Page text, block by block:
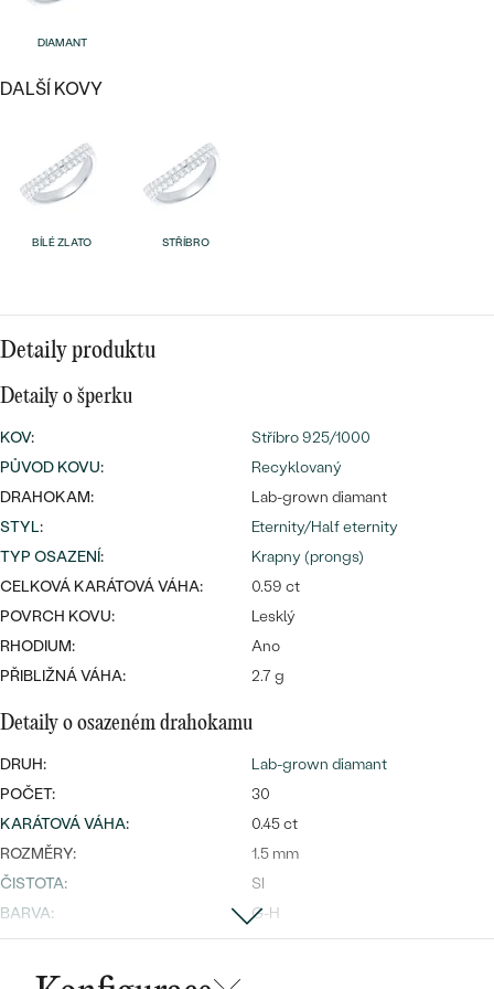
Wave kolekce
PROHLÉDNOUT
PODLE TVARU KAMENE
NA MÍRU
DIAMANTY
Bestsellery
OBJEVIT
Personalizované
přívěsky
Nejprodávanější
prsteny
PROHLÉDNOUT
DIAMANT
DALŠÍ KOVY
BÍLÉ ZLATO STŘÍBRO
Detaily produktu
Detaily o šperku
KOV:
Stříbro 925/1000
PŮVOD KOVU:
Recyklovaný
DRAHOKAM:
Lab-grown diamant
STYL:
Eternity/Half eternity
TYP OSAZENÍ:
Krapny (prongs)
CELKOVÁ KARÁTOVÁ VÁHA:
0.59 ct
POVRCH KOVU:
Lesklý
RHODIUM:
Ano
PŘIBLIŽNÁ VÁHA:
2.7 g
Detaily o osazeném drahokamu
DRUH:
Lab-grown diamant
POČET:
30
KARÁTOVÁ VÁHA:
0.45 ct
ROZMĚRY:
1.5 mm
ČISTOTA:
SI
BARVA:
G-H
TVAR:
Round
PŮVOD: